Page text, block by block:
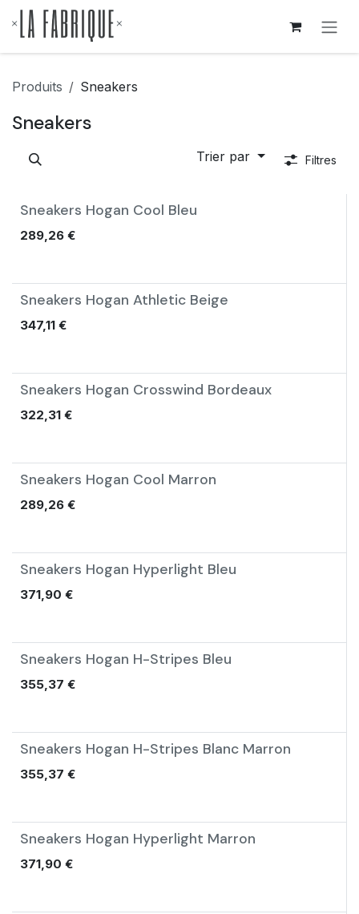
Se rendre au contenu
Produits Sneakers
Sneakers
Trier par Filtres
Nouveau !
Sneakers Hogan Cool Bleu
289,26 €
Nouveau !
Sneakers Hogan Athletic Beige
347,11 €
Nouveau !
Sneakers Hogan Crosswind Bordeaux
322,31 €
Nouveau !
Sneakers Hogan Cool Marron
289,26 €
Nouveau !
Sneakers Hogan Hyperlight Bleu
371,90 €
Nouveau !
Sneakers Hogan H-Stripes Bleu
355,37 €
Nouveau !
Sneakers Hogan H-Stripes Blanc Marron
355,37 €
Nouveau !
Sneakers Hogan Hyperlight Marron
371,90 €